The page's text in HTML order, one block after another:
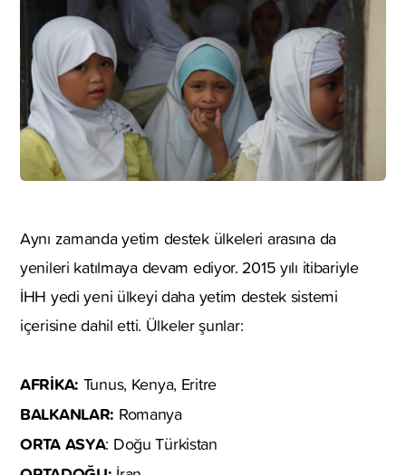
Aynı zamanda yetim destek ülkeleri arasına da
yenileri katılmaya devam ediyor. 2015 yılı itibariyle
İHH yedi yeni ülkeyi daha yetim destek sistemi
içerisine dahil etti. Ülkeler şunlar:
AFRİKA: Tunus, Kenya, Eritre
BALKANLAR: Romanya
ORTA ASYA: Doğu Türkistan